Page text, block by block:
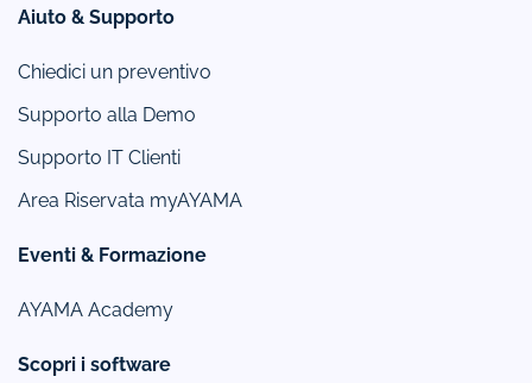
Aiuto & Supporto
Chiedici un preventivo
Supporto alla Demo
Supporto IT Clienti
Area Riservata myAYAMA
Eventi & Formazione
AYAMA Academy
Scopri i software